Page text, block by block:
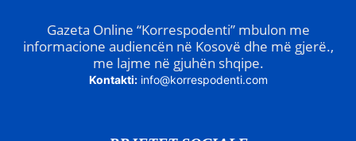
Gazeta Online “Korrespodenti” mbulon me
informacione audiencën në Kosovë dhe më gjerë.,
me lajme në gjuhën shqipe.
Kontakti: info@korrespodenti.com